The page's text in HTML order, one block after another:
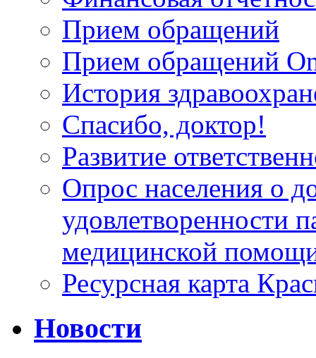
Прием обращений
Прием обращений
История
Спасибо, доктор!
Развитие
Опрос населения о
удовлетворенности
медицинской
Ресурсная карта
Новости